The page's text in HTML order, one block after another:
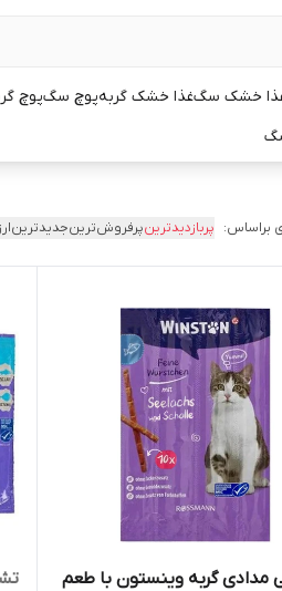
خشک سگغذا خشک گربهپوچ سگپوچ
براساس: پربازدیدترینپرفروش‌ترینجدیدترین
مدادی گربه وینستون با طعم